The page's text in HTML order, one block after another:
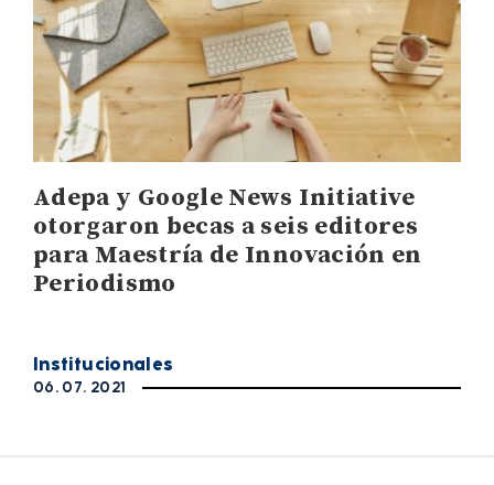
Adepa y Google News Initiative
otorgaron becas a seis editores
para Maestría de Innovación en
Periodismo
Institucionales
06. 07. 2021